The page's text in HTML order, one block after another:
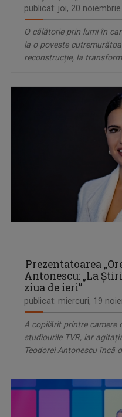
publicat: joi, 20
O călătorie prin lumi în
la o poveste
reconstrucție, la
Prezentatoarea
Antonescu: „La
ziua de ieri”
publicat: miercuri, 19
A copilărit printre camere
studiourile TVR, iar
Teodorei Antonescu încă